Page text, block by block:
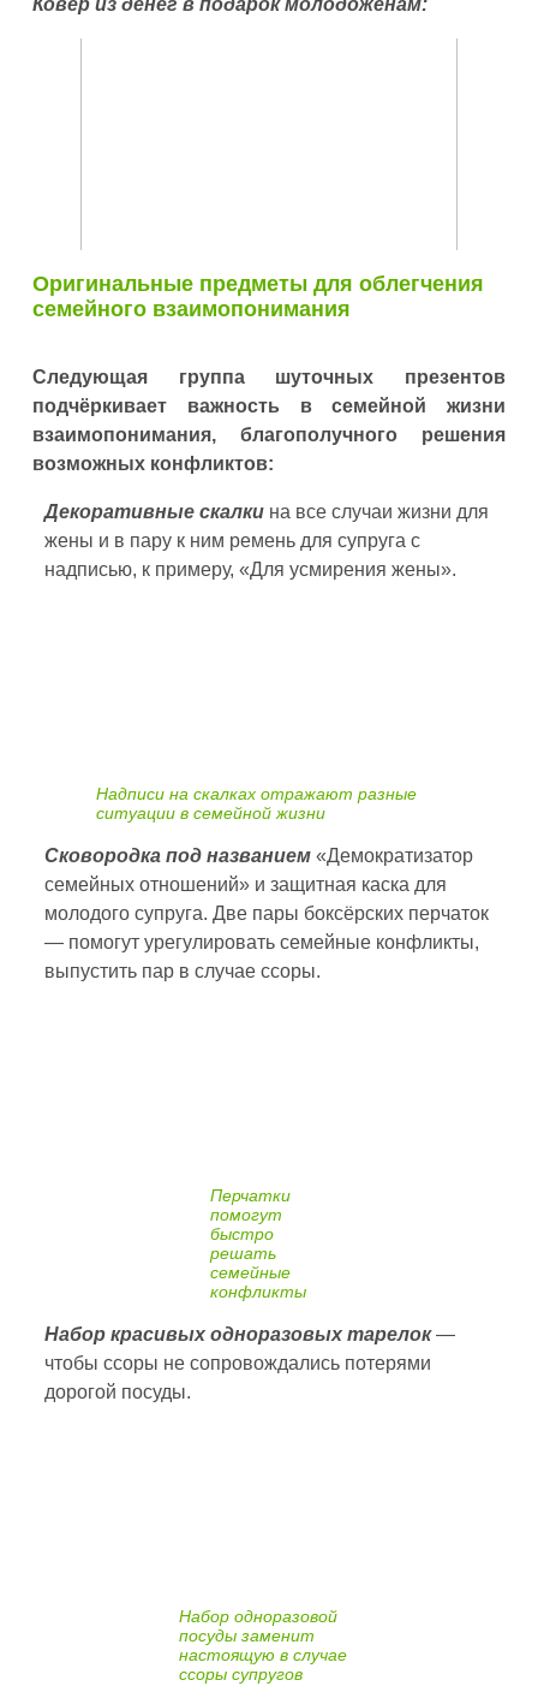
Оригинальные предметы для облегчения
семейного взаимопонимания
Следующая группа шуточных презентов
подчёркивает важность в семейной жизни
взаимопонимания, благополучного решения
возможных конфликтов:
Декоративные скалки на все случаи жизни для
жены и в пару к ним ремень для супруга с
надписью, к примеру, «Для усмирения жены».
Надписи на скалках отражают разные
ситуации в семейной жизни
Сковородка под названием «Демократизатор
семейных отношений» и защитная каска для
молодого супруга. Две пары боксёрских перчаток
— помогут урегулировать семейные конфликты,
выпустить пар в случае ссоры.
Перчатки
помогут
быстро
решать
семейные
конфликты
Набор красивых одноразовых тарелок—
чтобы ссоры не сопровождались потерями
дорогой посуды.
Набор одноразовой
посуды заменит
настоящую в случае
ссоры супругов